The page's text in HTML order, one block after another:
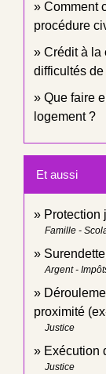
Comment
procédure
Crédit à la
difficultés
Que faire
logement ?
Et aussi
Protection
Famille -
Argent -
proximité
Justice
Exécution
Justice